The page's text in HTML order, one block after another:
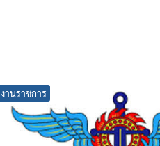
งานราชการ